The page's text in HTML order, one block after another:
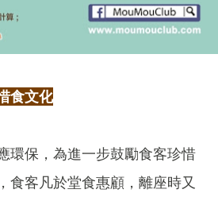
食文化
環保，為進一步鼓勵食客珍惜
食客凡於堂食惠顧，離座時又